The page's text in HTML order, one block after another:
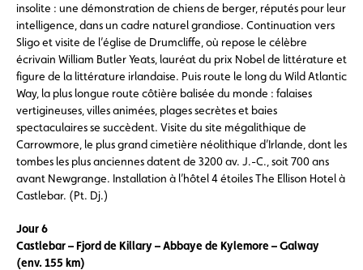
insolite : une démonstration de chiens de berger, réputés pour leur
intelligence, dans un cadre naturel grandiose. Continuation vers
Sligo et visite de l’église de Drumcliffe, où repose le célèbre
écrivain William Butler Yeats, lauréat du prix Nobel de littérature et
figure de la littérature irlandaise. Puis route le long du Wild Atlantic
Way, la plus longue route côtière balisée du monde : falaises
vertigineuses, villes animées, plages secrètes et baies
spectaculaires se succèdent. Visite du site mégalithique de
Carrowmore, le plus grand cimetière néolithique d’Irlande, dont les
tombes les plus anciennes datent de 3200 av. J.-C., soit 700 ans
avant Newgrange. Installation à l’hôtel 4 étoiles The Ellison Hotel à
Castlebar. (Pt. Dj.)
Jour 6
Castlebar – Fjord de Killary – Abbaye de Kylemore – Galway
(env. 155 km)